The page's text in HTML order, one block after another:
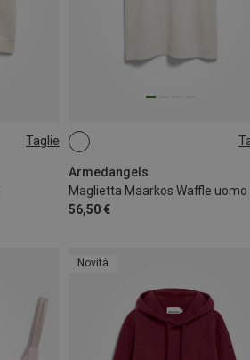
Taglie
Armedangels
Maglietta Maarkos Waffle uomo
56,50 €
S
Novità